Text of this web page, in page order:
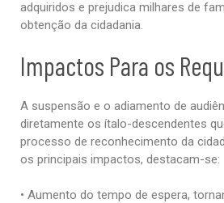
adquiridos e prejudica milhares de
obtenção da cidadania.
Impactos Para os
A suspensão e o adiamento de
diretamente os ítalo-descendentes
processo de reconhecimento da
os principais impactos, destacam-se:
• Aumento do tempo de espera,